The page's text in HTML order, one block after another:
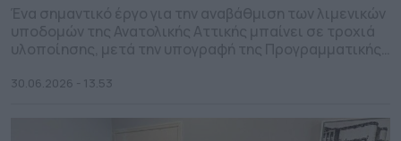
κρηπιδωμάτων στον λιμένα Αγίου Νικολάου, στο Πόρτο
ευρώ πλέον ΦΠΑ, αφορά μια εκκρεμότητα που
30.06.2026 - 13.53